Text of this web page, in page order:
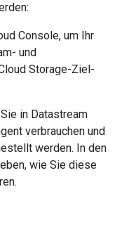
Console, um Ihr
und
Storage-Ziel-
in Datastream
verbrauchen und
werden. In den
wie Sie diese